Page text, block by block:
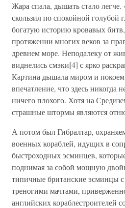
Жара спала, дышать стало легче.
скользил по спокойной голубой
богатую историю кровавых
протяжении многих веков за
древнем море. Неподалеку от
виднелись смэки[4] с ярко
Картина дышала миром и покоем,
впечатление, что здесь никогда
ничего плохого. Хотя на
страшные штормы являются
А потом был Гибралтар,
военных кораблей, идущих в
быстроходных эсминцев,
поднимая за собой мощную
типичные британские эсминцы
треногими мачтами,
английских кораблестроителей